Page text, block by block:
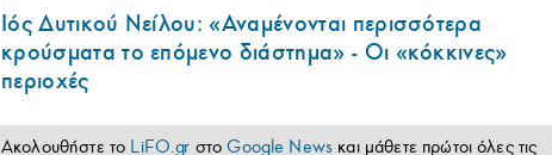
Ιός Δυτικού Νείλου: «Αναμένονται περισσότερα
κρούσματα το επόμενο διάστημα» - Οι «κόκκινες»
περιοχές
Ακολουθήστε το LiFO.gr στοGoogle News και μάθετε πρώτοι όλες τις